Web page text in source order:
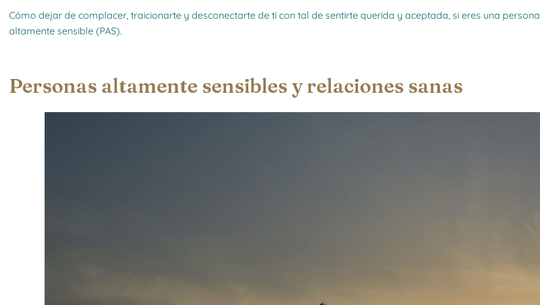
Cómo dejar de complacer, traicionarte y desconectarte de ti con tal de sentirte querida y aceptada, si eres una persona
altamente sensible (PAS).
Personas altamente sensibles y relaciones sanas